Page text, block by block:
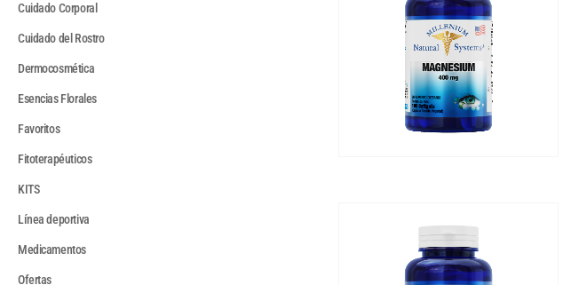
Cuidado Corporal
Cuidado del Rostro
Dermocosmética
Esencias Florales
Favoritos
Fitoterapéuticos
KITS
Línea deportiva
Medicamentos
Ofertas